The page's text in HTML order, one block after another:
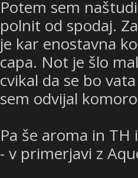
Potem sem
polnit od spodaj.
je kar enostavna
capa. Not je šlo
cvikal da se bo
sem odvijal
Pa še aroma in
- v primerjavi z